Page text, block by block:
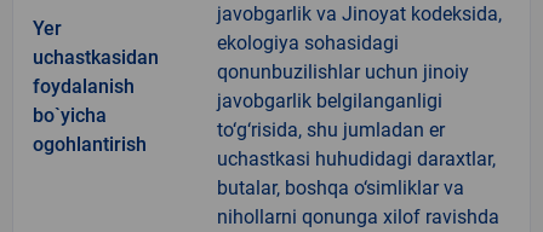
Yer
uchastkasidan
foydalanish
bo`yicha
ogohlantirish
javobgarlik va Jinoyat kodeksida,
ekologiya sohasidagi
qonunbuzilishlar uchun jinoiy
javobgarlik belgilanganligi
to‘g‘risida, shu jumladan er
uchastkasi huhudidagi daraxtlar,
butalar, boshqa o‘simliklar va
nihollarni qonunga xilof ravishda